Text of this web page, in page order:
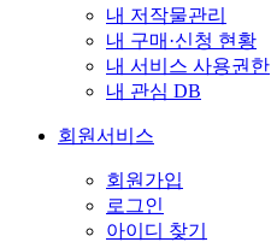
내 저작물관리
내 구매·신청 현황
내 서비스 사용권한
내 관심 DB
회원서비스
회원가입
로그인
아이디 찾기